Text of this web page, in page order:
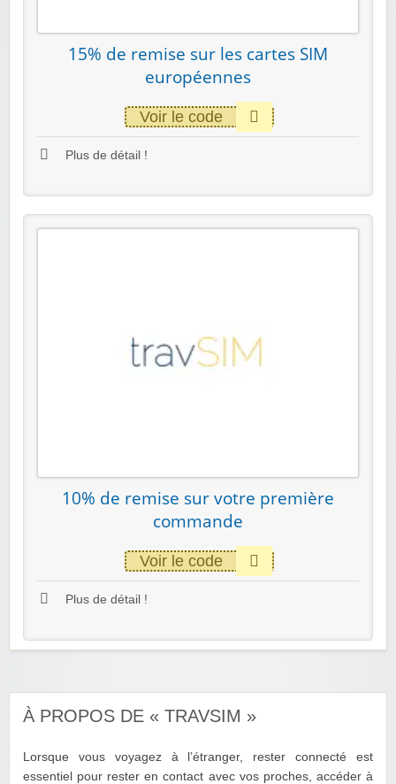
15% de remise sur les cartes SIM
européennes
Voir le code
Plus de détail !
10% de remise sur votre première
commande
Voir le code
Plus de détail !
À PROPOS DE « TRAVSIM »
Lorsque vous voyagez à l’étranger, rester connecté est
essentiel pour rester en contact avec vos proches, accéder à